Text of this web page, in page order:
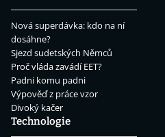
Nová superdávka: kdo na ní
dosáhne?
Sjezd sudetských Němců
Proč vláda zavádí EET?
Padni komu padni
Výpověď z práce vzor
Divoký kačer
Technologie